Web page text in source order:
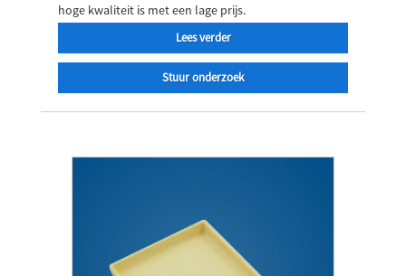
hoge kwaliteit is met een lage prijs.
Lees verder
Stuur onderzoek